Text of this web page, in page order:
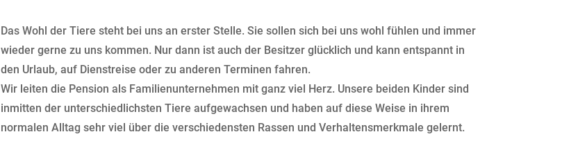
Das Wohl der Tiere steht bei uns an erster Stelle. Sie sollen sich bei uns wohl fühlen und immer
wieder gerne zu uns kommen. Nur dann ist auch der Besitzer glücklich und kann entspannt in
den Urlaub, auf Dienstreise oder zu anderen Terminen fahren.
Wir leiten die Pension als Familienunternehmen mit ganz viel Herz. Unsere beiden Kinder sind
inmitten der unterschiedlichsten Tiere aufgewachsen und haben auf diese Weise in ihrem
normalen Alltag sehr viel über die verschiedensten Rassen und Verhaltensmerkmale gelernt.